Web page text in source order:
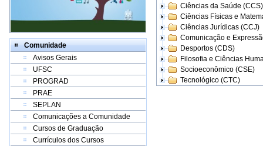
Comunidade
Avisos Gerais
UFSC
PROGRAD
PRAE
SEPLAN
Comunicações a Comunidade
Cursos de Graduação
Currículos dos Cursos
Ciências da Saúde (CCS)
Ciências Físicas e
Ciências Jurídicas (CCJ)
Comunicação e
Desportos (CDS)
Filosofia e Ciências
Socioeconômico (CSE)
Tecnológico (CTC)